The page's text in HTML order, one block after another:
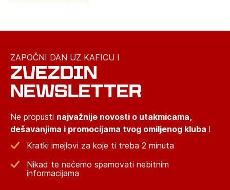
ZAPOČNI DAN UZ KAFICU I
ZVEZDIN
NEWSLETTER
Ne propusti najvažnije novosti o utakmicama,
dešavanjima i promocijama tvog omiljenog kluba !
Kratki imejlovi za koje ti treba 2 minuta
Nikad te nećemo spamovati nebitnim
informacijama